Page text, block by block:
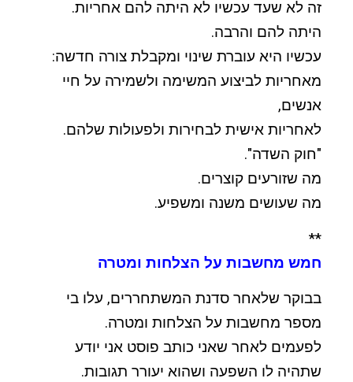
זה לא שעד עכשיו לא היתה להם אחריות.
היתה להם והרבה.
עכשיו היא עוברת שינוי ומקבלת צורה חדשה:
מאחריות לביצוע המשימה ולשמירה על חיי
אנשים,
לאחריות אישית לבחירות ולפעולות שלהם.
"חוק השדה".
מה שזורעים קוצרים.
מה שעושים משנה ומשפיע.
**
חמש מחשבות על הצלחות ומטרה
בבוקר שלאחר סדנת המשתחררים, עלו בי
מספר מחשבות על הצלחות ומטרה.
לפעמים לאחר שאני כותב פוסט אני יודע
שתהיה לו השפעה ושהוא יעורר תגובות.